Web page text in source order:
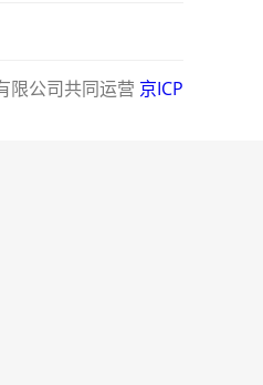
限公司共同运营 京ICP